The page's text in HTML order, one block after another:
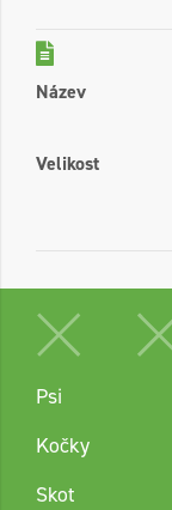
Název
Velikost
Psi
Kočky
Skot